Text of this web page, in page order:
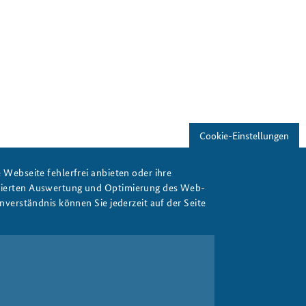
Cookie-Einstellungen
Webseite fehlerfrei anbieten oder ihre
Auswertung und Optimierung des Web-
können Sie jederzeit auf der Seite